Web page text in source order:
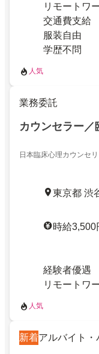
リモートワ
交通費支給
服装自由
学歴不問
人気
業務委託
カウンセラー
日本臨床心理カウンセ
東京都 渋
時給3,500
経験者優遇
リモートワ
人気
新着アルバイト・